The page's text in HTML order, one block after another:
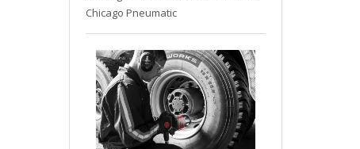
Chicago Pneumatic